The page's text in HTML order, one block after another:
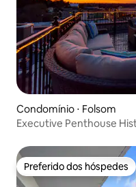
Condomínio ⋅ Folsom
Executive Penthouse
Preferido dos hóspedes
Preferido dos hóspedes